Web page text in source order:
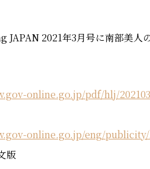
2021年3月号に南部美人
online.go.jp/pdf/hlj/
online.go.jp/eng/
版